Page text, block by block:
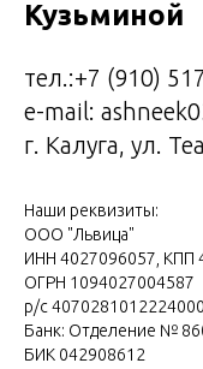
Кузьминой
тел.:+7 (910)
e-mail:
г. Калуга, ул.
Наши реквизиты:
ООО "Львица"
ИНН 4027096057, КПП
ОГРН 1094027004587
р/с
Банк: Отделение №
БИК 042908612